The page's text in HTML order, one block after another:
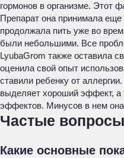
гормонов в организме. Этот
Препарат она принимала еще
продолжала пить уже во
были небольшими. Все
LyubaGrom также оставила
оценила свой опыт
ставили ребенку от
выделяет хороший эффект, а
эффектов. Минусов в нем
Частые вопросы
Какие основные